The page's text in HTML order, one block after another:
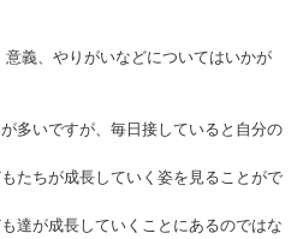
義、やりがいなどについてはいかが
多いですが、毎日接していると自分の
たちが成長していく姿を見ることがで
達が成長していくことにあるのではな